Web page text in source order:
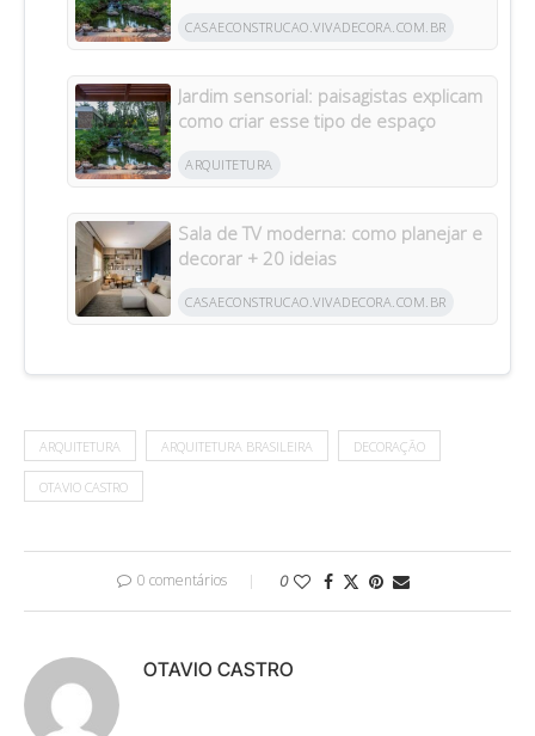
CASAECONSTRUCAO.VIVADECORA.COM.BR
Jardim sensorial: paisagistas explicam
como criar esse tipo de espaço
ARQUITETURA
Sala de TV moderna: como planejar e
decorar + 20 ideias
CASAECONSTRUCAO.VIVADECORA.COM.BR
ARQUITETURA ARQUITETURA BRASILEIRA DECORAÇÃO
OTAVIO CASTRO
0 comentários 0
OTAVIO CASTRO